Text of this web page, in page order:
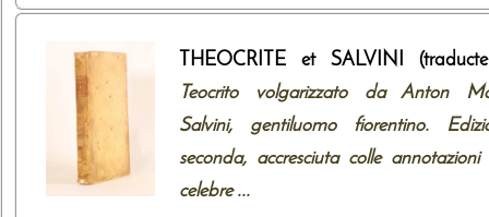
THEOCRITE et SALVINI
Teocrito volgarizzato da Anton
Salvini, gentiluomo fiorentino.
seconda, accresciuta colle annotazioni
celebre ...